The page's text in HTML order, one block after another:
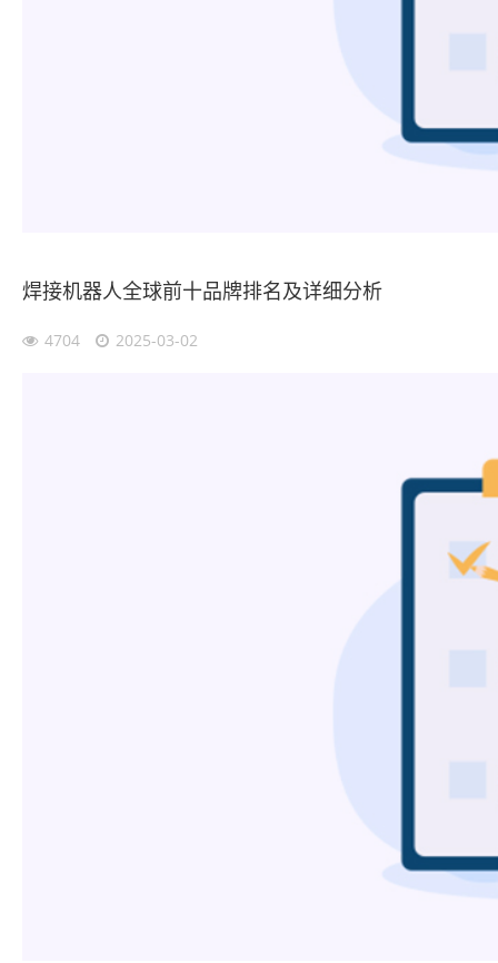
焊接机器人全球前十品牌排名及详细分析
4704 2025-03-02